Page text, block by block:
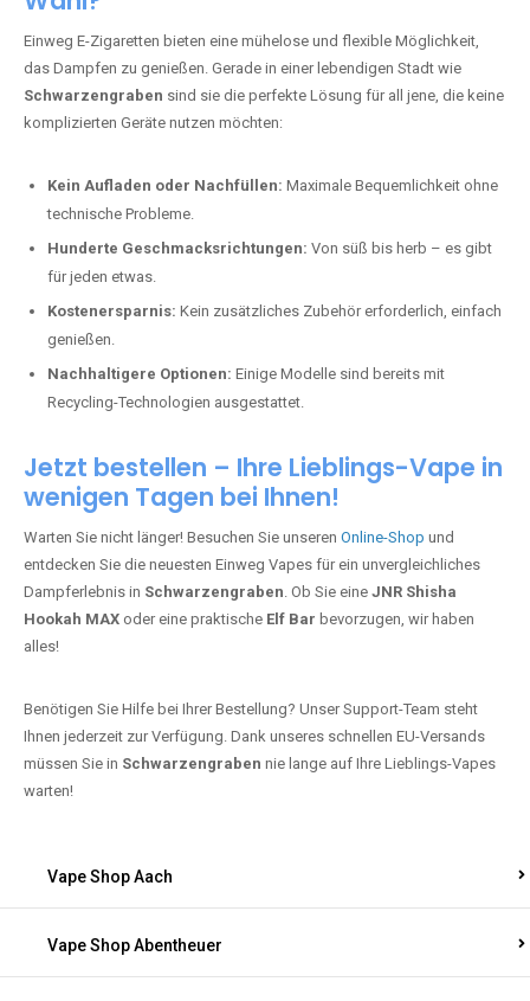
Einweg E-Zigaretten bieten eine mühelose und flexible Möglichkeit,
das Dampfen zu genießen. Gerade in einer lebendigen Stadt wie
Schwarzengraben sind sie die perfekte Lösung für all jene, die keine
komplizierten Geräte nutzen möchten:
Kein Aufladen oder Nachfüllen: Maximale Bequemlichkeit ohne
technische Probleme.
Hunderte Geschmacksrichtungen: Von süß bis herb – es gibt
für jeden etwas.
Kostenersparnis: Kein zusätzliches Zubehör erforderlich, einfach
genießen.
Nachhaltigere Optionen: Einige Modelle sind bereits mit
Recycling-Technologien ausgestattet.
Jetzt bestellen – Ihre Lieblings-Vape in
wenigen Tagen bei Ihnen!
Warten Sie nicht länger! Besuchen Sie unseren Online-Shop und
entdecken Sie die neuesten Einweg Vapes für ein unvergleichliches
Dampferlebnis in Schwarzengraben. Ob Sie eine JNR Shisha
Hookah MAX oder eine praktische Elf Bar bevorzugen, wir haben
alles!
Benötigen Sie Hilfe bei Ihrer Bestellung? Unser Support-Team steht
Ihnen jederzeit zur Verfügung. Dank unseres schnellen EU-Versands
müssen Sie in Schwarzengraben nie lange auf Ihre Lieblings-Vapes
warten!
Vape Shop Aach
Vape Shop Abentheuer